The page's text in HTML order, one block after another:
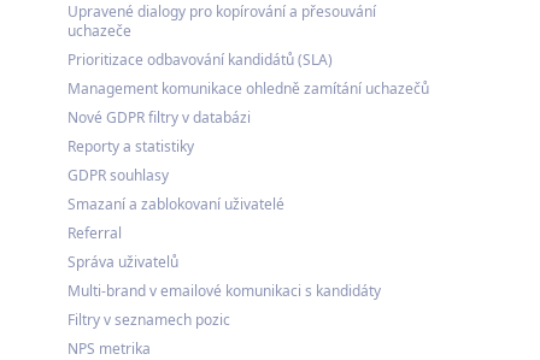
Upravené dialogy pro kopírování a přesouvání
uchazeče
Prioritizace odbavování kandidátů (SLA)
Management komunikace ohledně zamítání uchazečů
Nové GDPR filtry v databázi
Reporty a statistiky
GDPR souhlasy
Smazaní a zablokovaní uživatelé
Referral
Správa uživatelů
Multi-brand v emailové komunikaci s kandidáty
Filtry v seznamech pozic
NPS metrika